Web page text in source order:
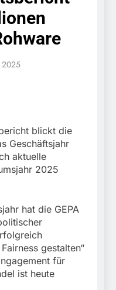
den
fest /
Gleissturz
Brand in
2026
deckt auf:
Zigaretten
eines
Bundespolizei
sicher
dem
Bundespolizei
Juli bis 2.
Bundespolizei
Fußballfans
am
Dachau
Technische
in
2025
blickt die
Geschäftsjahr
aktuelle
2025
hat die GEPA
gestalten“
für
ist heute